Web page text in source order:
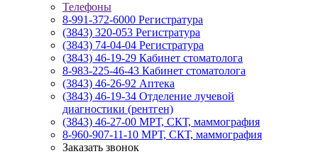
Телефоны
8-991-372-6000 Регистратура
(3843) 320-053 Регистратура
(3843) 74-04-04 Регистратура
(3843) 46-19-29 Кабинет стоматолога
8-983-225-46-43 Кабинет стоматолога
(3843) 46-26-92 Аптека
(3843) 46-19-34 Отделение лучевой
диагностики (рентген)
(3843) 46-27-00 МРТ, СКТ, маммография
8-960-907-11-10 МРТ, СКТ, маммография
Заказать звонок